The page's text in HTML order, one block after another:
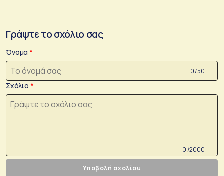
Γράψτε το σχόλιο σας
Όνομα
0 /50
Σχόλιο
0 /2000
Υποβολή σχολίου